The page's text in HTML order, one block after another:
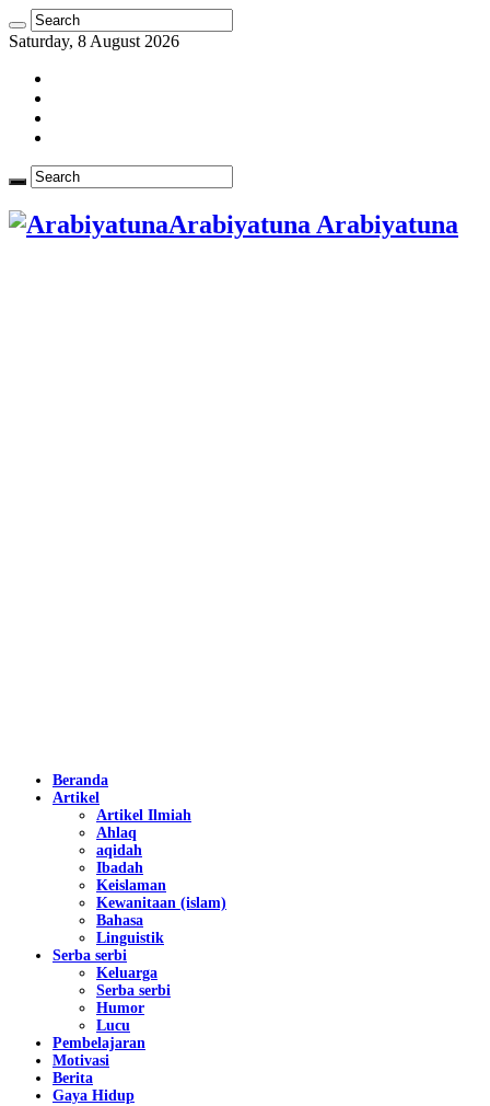
Saturday, 8 August 2026
Arabiyatuna Arabiyatuna
Beranda
Artikel
Artikel Ilmiah
Ahlaq
aqidah
Ibadah
Keislaman
Kewanitaan (islam)
Bahasa
Linguistik
Serba serbi
Keluarga
Serba serbi
Humor
Lucu
Pembelajaran
Motivasi
Berita
Gaya Hidup